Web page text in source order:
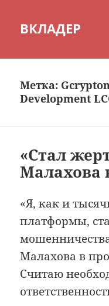
ВКЛАДЕР
Метка:
Development
«Стал
Малахова
«Я, как и
платформы,
Малахова в
Считаю